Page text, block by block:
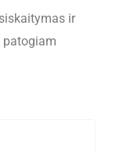
ir
patogiam